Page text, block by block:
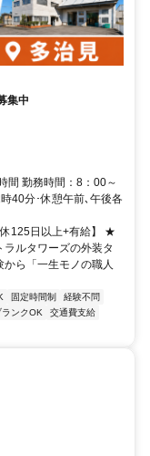
集中
間 勤務時間：8：00～
40分･休憩午前､午後各
125日以上+有給】 ★
ルタワーズの外装タ
ら「一生モノの職人
固定時間制
経験不問
ランクOK
交通費支給